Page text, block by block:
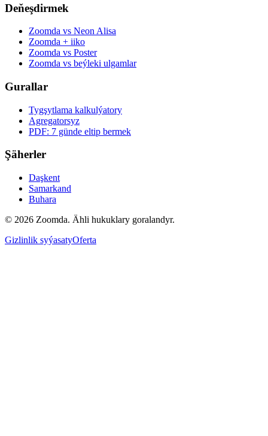
Deňeşdirmek
Zoomda vs Neon Alisa
Zoomda + iiko
Zoomda vs Poster
Zoomda vs beýleki ulgamlar
Gurallar
Tygşytlama kalkulýatory
Agregatorsyz
PDF: 7 günde eltip bermek
Şäherler
Daşkent
Samarkand
Buhara
© 2026 Zoomda. Ähli hukuklary goralandyr.
Gizlinlik syýasatyOferta